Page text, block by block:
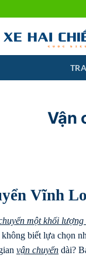
Vận
Vĩnh
một khối lượng
biết lựa chọn
vận chuyển dài?